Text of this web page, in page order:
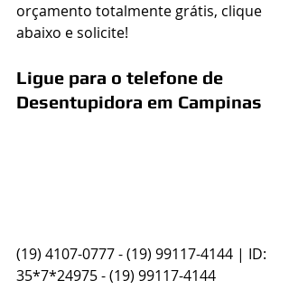
orçamento totalmente grátis, clique
abaixo e solicite!
Ligue para o telefone de
Desentupidora em Campinas
(19) 4107-0777 - (19) 99117-4144 | ID:
35*7*24975 - (19) 99117-4144